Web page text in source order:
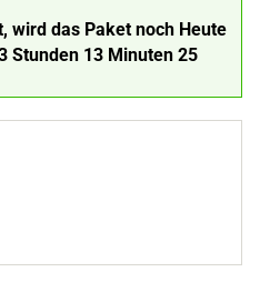
wird das Paket noch Heute
Stunden 13 Minuten 24